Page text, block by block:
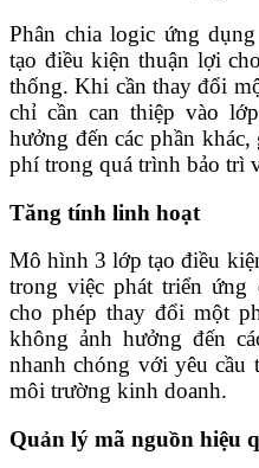
Phân chia logic ứng
tạo điều kiện thuận lợi
thống. Khi cần thay đổi
chỉ cần can thiệp vào
hưởng đến các phần
phí trong quá trình bảo trì
Tăng tính linh hoạt
Mô hình 3 lớp tạo điều
trong việc phát triển
cho phép thay đổi một
không ảnh hưởng đến
nhanh chóng với yêu
môi trường kinh doanh.
Quản lý mã nguồn hiệu